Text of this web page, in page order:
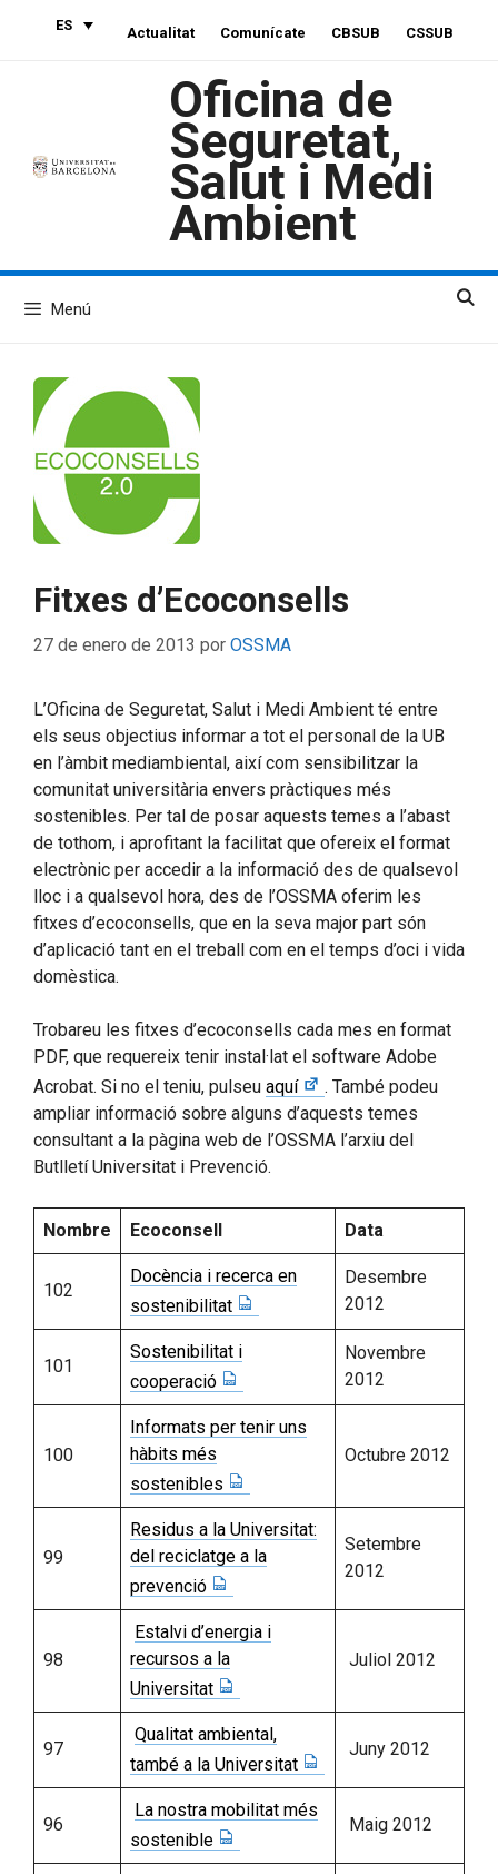
ES Actualitat Comunícate CBSUB CSSUB
Oficina de
Seguretat,
Salut i Medi
Ambient
Menú
Fitxes d’Ecoconsells
27 de enero de 2013 por OSSMA
L’Oficina de Seguretat, Salut i Medi Ambient té entre
els seus objectius informar a tot el personal de la UB
en l’àmbit mediambiental, així com sensibilitzar la
comunitat universitària envers pràctiques més
sostenibles. Per tal de posar aquests temes a l’abast
de tothom, i aprofitant la facilitat que ofereix el format
electrònic per accedir a la informació des de qualsevol
lloc i a qualsevol hora, des de l’OSSMA oferim les
fitxes d’ecoconsells, que en la seva major part són
d’aplicació tant en el treball com en el temps d’oci i vida
domèstica.
Trobareu les fitxes d’ecoconsells cada mes en format
PDF, que requereix tenir instal·lat el software Adobe
Acrobat. Si no el teniu, pulseu aquí
. També podeu
ampliar informació sobre alguns d’aquests temes
consultant a la pàgina web de l’OSSMA l’arxiu del
Butlletí Universitat i Prevenció.
Nombre Ecoconsell Data
102
Docència i recerca en
sostenibilitat
Desembre
2012
101
Sostenibilitat i
cooperació
Novembre
2012
100
Informats per tenir uns
hàbits més
sostenibles
Octubre 2012
99
Residus a la Universitat:
del reciclatge a la
prevenció
Setembre
2012
98
Estalvi d’energia i
recursos a la
Universitat
Juliol 2012
97
Qualitat ambiental,
també a la Universitat
Juny 2012
96
La nostra mobilitat més
sostenible
Maig 2012